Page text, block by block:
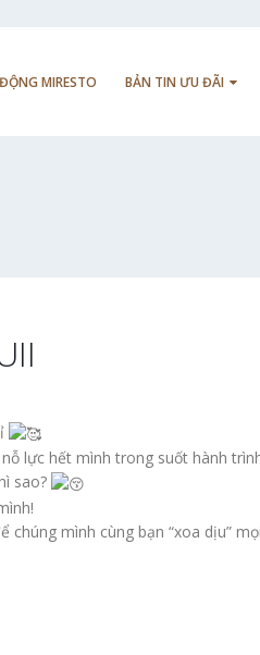
MIRESTO BẢN TIN ƯU ĐÃI
lực hết mình trong suốt hành
sao?
mình cùng bạn “xoa dịu”